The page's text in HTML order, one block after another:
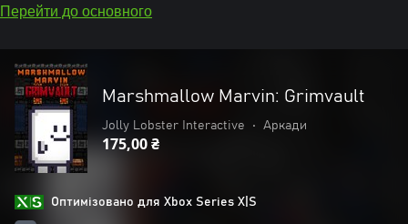
Перейти до основного
Marshmallow Marvin: Grimvault
Jolly Lobster Interactive • Аркади
175,00 ₴
Оптимізовано для Xbox Series X|S